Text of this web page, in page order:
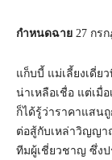
กำหนดฉาย 27 กร
แก็บบี้ แม่เลี้ยงเดี่
น่าเหลือเชื่อ แต่เมื่
ก็ได้รู้ว่าราคาแสน
ต่อสู้กับเหล่าวิญญา
ทีมผู้เชี่ยวชาญ ซึ่ง